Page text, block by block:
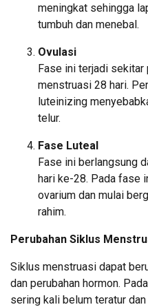
meningkat sehingga
tumbuh dan menebal.
Ovulasi
Fase ini terjadi sekitar
menstruasi 28 hari.
luteinizing
telur.
Fase Luteal
Fase ini berlangsung
hari ke-28. Pada fase
ovarium dan mulai
rahim.
Perubahan Siklus
Siklus menstruasi dapat
dan perubahan hormon.
sering kali belum teratur